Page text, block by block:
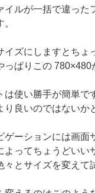
イルが一括で違っ
イズにしますとち
っぱりこの 780×480
は使い勝手が簡単
り良いのではないか
ゲーションには画面
よってちょうどい
々とサイズを変えて